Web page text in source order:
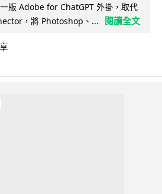
版 Adobe for ChatGPT 外掛，取代
，將 Photoshop、...
閱讀全文